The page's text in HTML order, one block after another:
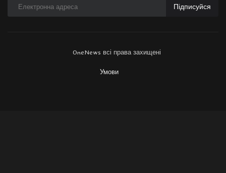
Підписуйся
OneNews всі права захищені
Умови